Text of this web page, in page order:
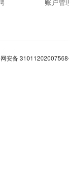
账户管
安备 31011202007568